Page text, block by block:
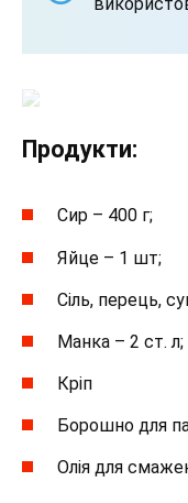
Продукти:
Сир – 400 г;
Яйце – 1 шт;
Сіль, перець,
Манка – 2 ст. л;
Кріп
Борошно для
Олія для